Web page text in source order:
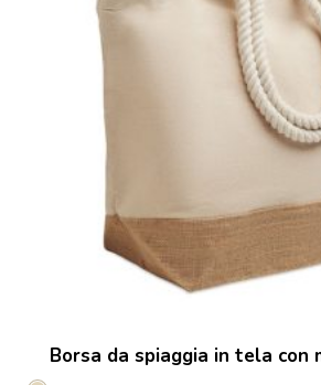
Borsa da spiaggia in tela con